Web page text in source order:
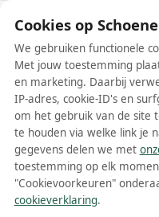
Beige
instappers
Beige WALDLÄUFER dames
Cookies op
We gebruiken functionele
Met jouw toestemming
en marketing. Daarbij
IP-adres, cookie-ID's en
om het gebruik van de site
te houden via welke link je
gegevens delen we met
toestemming op elk
"Cookievoorkeuren"
cookieverklaring.